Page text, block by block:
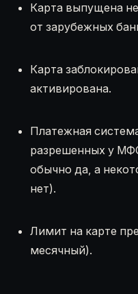
Карта выпущена
от зарубежных
Карта
активирована.
Платежная
разрешенных у
обычно да, а
нет).
Лимит на карте
месячный).